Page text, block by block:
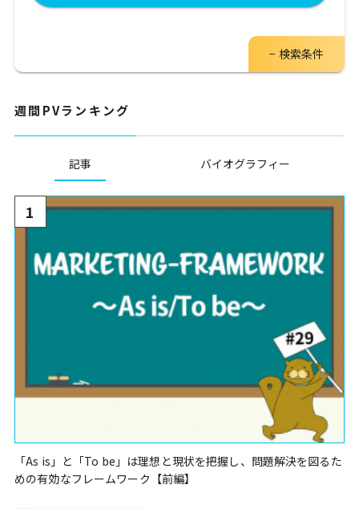
週間PVランキング
記事 バイオグラフィー
1
「As is」と「To be」は理想と現状を把握し、問題解決を図るた
めの有効なフレームワーク【前編】
検索条件